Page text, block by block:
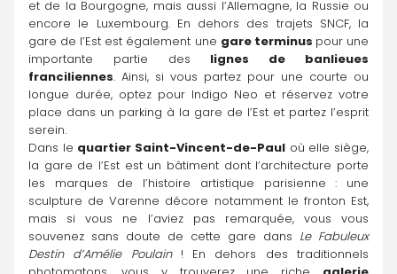
et de la Bourgogne, mais aussi l’Allemagne, la Russie ou
encore le Luxembourg. En dehors des trajets SNCF, la
gare de l’Est est également une gare terminus pour une
importante partie des lignes de banlieues
franciliennes. Ainsi, si vous partez pour une courte ou
longue durée, optez pour Indigo Neo et réservez votre
place dans un parking à la gare de l’Est et partez l’esprit
serein.
Dans le quartier Saint-Vincent-de-Paul où elle siège,
la gare de l’Est est un bâtiment dont l’architecture porte
les marques de l’histoire artistique parisienne : une
sculpture de Varenne décore notamment le fronton Est,
mais si vous ne l’aviez pas remarquée, vous vous
souvenez sans doute de cette gare dans Le Fabuleux
Destin d’Amélie Poulain ! En dehors des traditionnels